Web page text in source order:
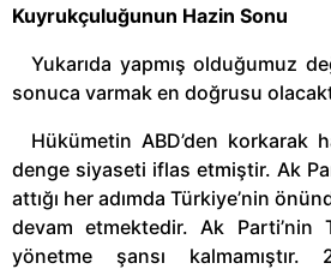
Kuyrukçuluğunun Hazin Sonu
Yukarıda yapmış olduğumuz
sonuca varmak en doğrusu
Hükümetin ABD’den korkarak
denge siyaseti iflas etmiştir. Ak
attığı her adımda Türkiye’nin
devam etmektedir. Ak Parti’nin
yönetme şansı kalmamıştır.